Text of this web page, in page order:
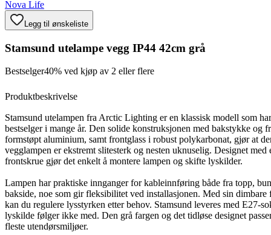
Nova Life
Legg til ønskeliste
Stamsund utelampe vegg IP44 42cm grå
Bestselger40% ved kjøp av 2 eller flere
Produktbeskrivelse
Stamsund utelampen fra Arctic Lighting er en klassisk modell som
bestselger i mange år. Den solide konstruksjonen med bakstykke og
formstøpt aluminium, samt frontglass i robust polykarbonat, gjør at
vegglampen er ekstremt slitesterk og nesten uknuselig. Designet med
frontskrue gjør det enkelt å montere lampen og skifte lyskilder.
Lampen har praktiske innganger for kableinnføring både fra topp,
bakside, noe som gir fleksibilitet ved installasjonen. Med sin dimbare
kan du regulere lysstyrken etter behov. Stamsund leveres med E27-
lyskilde følger ikke med. Den grå fargen og det tidløse designet
fleste utendørsmiljøer.